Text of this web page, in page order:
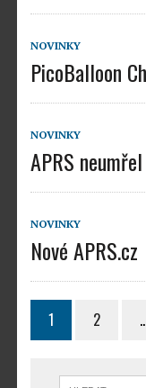
NOVINKY
PicoBalloon
NOVINKY
APRS neumřel
NOVINKY
Nové APRS.cz
1 2